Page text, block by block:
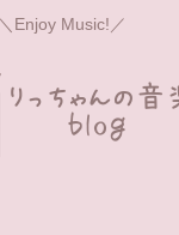
＼Enjoy Music!／